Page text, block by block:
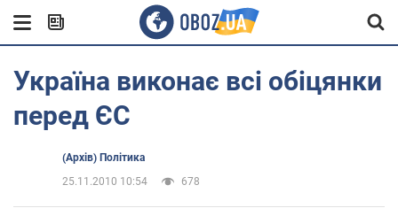
Україна виконає всі обіцянки
перед ЄС
(Архів) Політика
25.11.2010 10:54
678